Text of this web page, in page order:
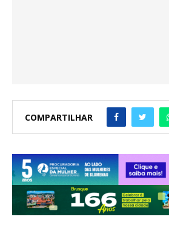
COMPARTILHAR